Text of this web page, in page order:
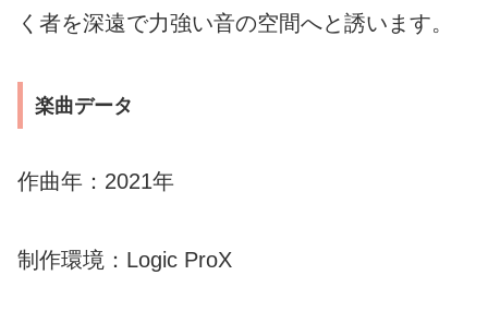
く者を深遠で力強い音の空間へと誘います。
楽曲データ
作曲年：2021年
制作環境：Logic ProX